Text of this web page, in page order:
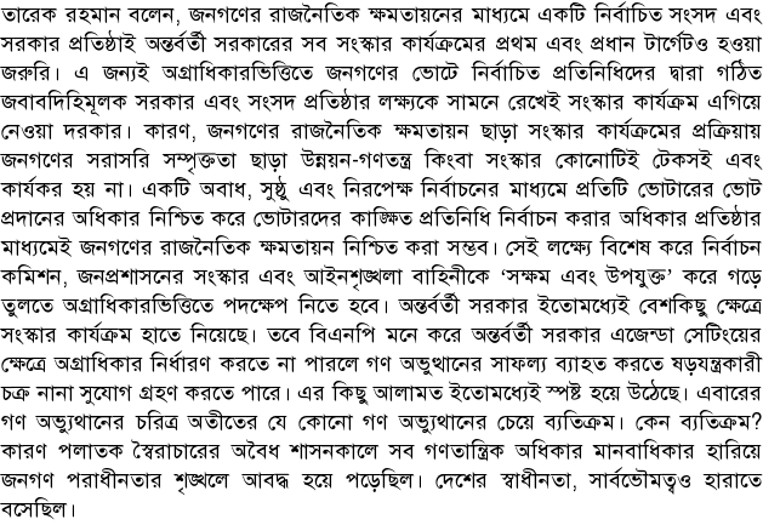
তারেক রহমান বলেন, জনগণের রাজনৈতিক ক্ষমতায়নের মাধ্যমে একটি নির্বাচিত সংসদ এবং
সরকার প্রতিষ্ঠাই অন্তর্বর্তী সরকারের সব সংস্কার কার্যক্রমের প্রথম এবং প্রধান টার্গেটও হওয়া
জরুরি। এ জন্যই অগ্রাধিকারভিত্তিতে জনগণের ভোটে নির্বাচিত প্রতিনিধিদের দ্বারা গঠিত
জবাবদিহিমূলক সরকার এবং সংসদ প্রতিষ্ঠার লক্ষ্যকে সামনে রেখেই সংস্কার কার্যক্রম এগিয়ে
নেওয়া দরকার। কারণ, জনগণের রাজনৈতিক ক্ষমতায়ন ছাড়া সংস্কার কার্যক্রমের প্রক্রিয়ায়
জনগণের সরাসরি সম্পৃক্ততা ছাড়া উন্নয়ন-গণতন্ত্র কিংবা সংস্কার কোনোটিই টেকসই এবং
কার্যকর হয় না। একটি অবাধ, সুষ্ঠু এবং নিরপেক্ষ নির্বাচনের মাধ্যমে প্রতিটি ভোটারের ভোট
প্রদানের অধিকার নিশ্চিত করে ভোটারদের কাঙ্ক্ষিত প্রতিনিধি নির্বাচন করার অধিকার প্রতিষ্ঠার
মাধ্যমেই জনগণের রাজনৈতিক ক্ষমতায়ন নিশ্চিত করা সম্ভব। সেই লক্ষ্যে বিশেষ করে নির্বাচন
কমিশন, জনপ্রশাসনের সংস্কার এবং আইনশৃঙ্খলা বাহিনীকে ‘সক্ষম এবং উপযুক্ত’ করে গড়ে
তুলতে অগ্রাধিকারভিত্তিতে পদক্ষেপ নিতে হবে। অন্তর্বর্তী সরকার ইতোমধ্যেই বেশকিছু ক্ষেত্রে
সংস্কার কার্যক্রম হাতে নিয়েছে। তবে বিএনপি মনে করে অন্তর্বর্তী সরকার এজেন্ডা সেটিংয়ের
ক্ষেত্রে অগ্রাধিকার নির্ধারণ করতে না পারলে গণ অভুত্থানের সাফল্য ব্যাহত করতে ষড়যন্ত্রকারী
চক্র নানা সুযোগ গ্রহণ করতে পারে। এর কিছু আলামত ইতোমধ্যেই স্পষ্ট হয়ে উঠেছে। এবারের
গণ অভ্যুথানের চরিত্র অতীতের যে কোনো গণ অভ্যুথানের চেয়ে ব্যতিক্রম। কেন ব্যতিক্রম?
কারণ পলাতক স্বৈরাচারের অবৈধ শাসনকালে সব গণতান্ত্রিক অধিকার মানবাধিকার হারিয়ে
জনগণ পরাধীনতার শৃঙ্খলে আবদ্ধ হয়ে পড়েছিল। দেশের স্বাধীনতা, সার্বভৌমত্বও হারাতে
বসেছিল।